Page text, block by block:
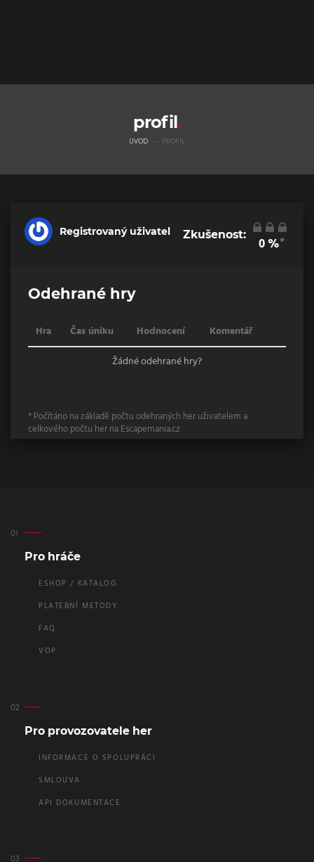
profil
ÚVOD PROFIL
Registrovaný uživatel Zkušenost:
0%*
Odehrané hry
Hra Čas úniku Hodnocení
Komentář
Žádné odehrané hry?
* Počítáno na základě počtu odehraných her uživatelem a
celkového počtu her na Escapemania.cz
Pro hráče
ESHOP / KATALOG
PLATEBNÍ METODY
FAQ
VOP
Pro provozovatele her
INFORMACE O SPOLUPRÁCI
SMLOUVA
API DOKUMENTACE